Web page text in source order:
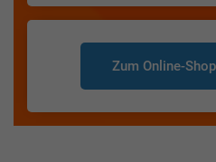
Zum Online-